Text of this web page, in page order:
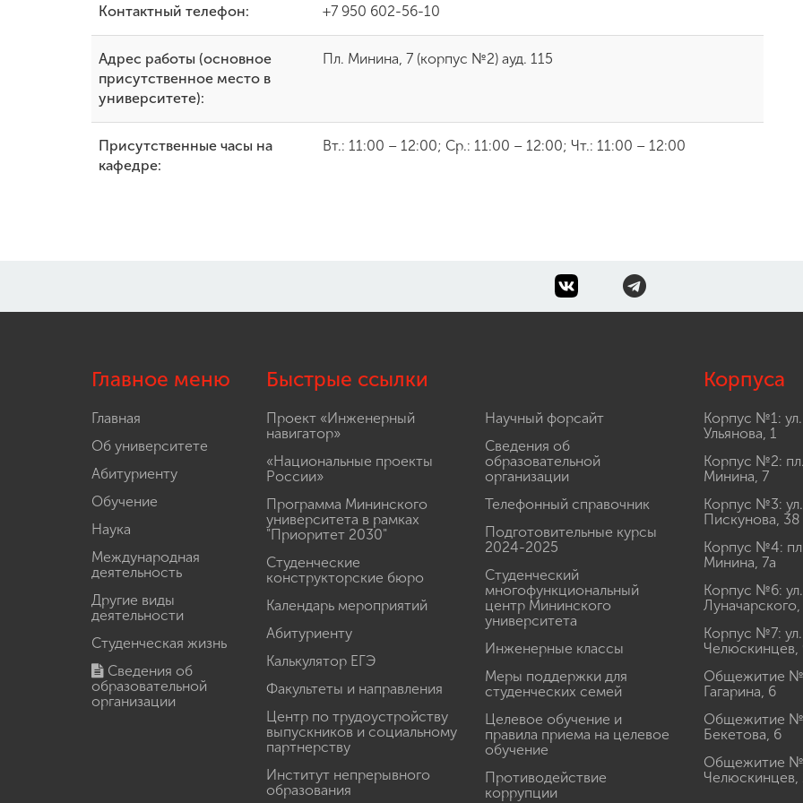
Контактный телефон: +7 950 602-56-10
Адрес работы (основное
присутственное место в
университете):
Пл. Минина, 7 (корпус №2) ауд. 115
Присутственные часы на
кафедре:
Вт.: 11:00 – 12:00; Ср.: 11:00 – 12:00; Чт.: 11:00 – 12:00
Главное меню
Главная
Об университете
Абитуриенту
Обучение
Наука
Международная
деятельность
Другие виды
деятельности
Студенческая жизнь
Сведения об
образовательной
организации
Быстрые ссылки
Проект «Инженерный
навигатор»
«Национальные проекты
России»
Программа Мининского
университета в рамках
"Приоритет 2030"
Студенческие
конструкторские бюро
Календарь мероприятий
Абитуриенту
Калькулятор ЕГЭ
Факультеты и направления
Центр по трудоустройству
выпускников и социальному
партнерству
Институт непрерывного
образования
Научный форсайт
Сведения об
образовательной
организации
Телефонный справочник
Подготовительные курсы
2024-2025
Студенческий
многофункциональный
центр Мининского
университета
Инженерные классы
Меры поддержки для
студенческих семей
Целевое обучение и
правила приема на целевое
обучение
Противодействие
коррупции
Корпуса
Корпус №1: ул.
Ульянова, 1
Корпус №2: пл.
Минина, 7
Корпус №3: ул.
Пискунова, 38
Корпус №4:
Минина, 7а
Корпус №6: ул.
Луначарского,
Корпус №7: ул.
Челюскинцев,
Общежитие №
Гагарина, 6
Общежитие №
Бекетова, 6
Общежитие №
Челюскинцев,